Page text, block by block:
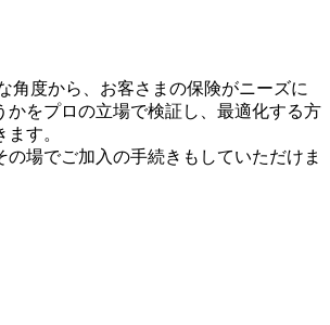
角度から、お客さまの保険がニーズに
かをプロの立場で検証し、最適化する方
す。
の場でご加入の手続きもしていただけま